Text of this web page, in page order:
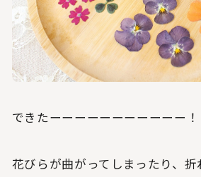
できたーーーーーーーーーーー！
花びらが曲がってしまったり、折